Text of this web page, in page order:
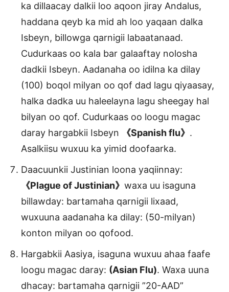
ka dillaacay dalkii loo aqoon jiray Andalus,
haddana qeyb ka mid ah loo yaqaan dalka
Isbeyn, billowga qarnigii labaatanaad.
Cudurkaas oo kala bar galaaftay nolosha
dadkii Isbeyn. Aadanaha oo idilna ka dilay
(100) boqol milyan oo qof dad lagu qiyaasay,
halka dadka uu haleelayna lagu sheegay hal
bilyan oo qof. Cudurkaas oo loogu magac
daray hargabkii Isbeyn
《Spanish flu》 .
Asalkiisu wuxuu ka yimid doofaarka.
Daacuunkii Justinian loona yaqiinnay:
《Plague of Justinian》 waxa uu isaguna
billawday: bartamaha qarnigii lixaad,
wuxuuna aadanaha ka dilay: (50-milyan)
konton milyan oo qofood.
Hargabkii Aasiya, isaguna wuxuu ahaa faafe
loogu magac daray: (Asian Flu). Waxa uuna
dhacay: bartamaha qarnigii ”20-AAD”